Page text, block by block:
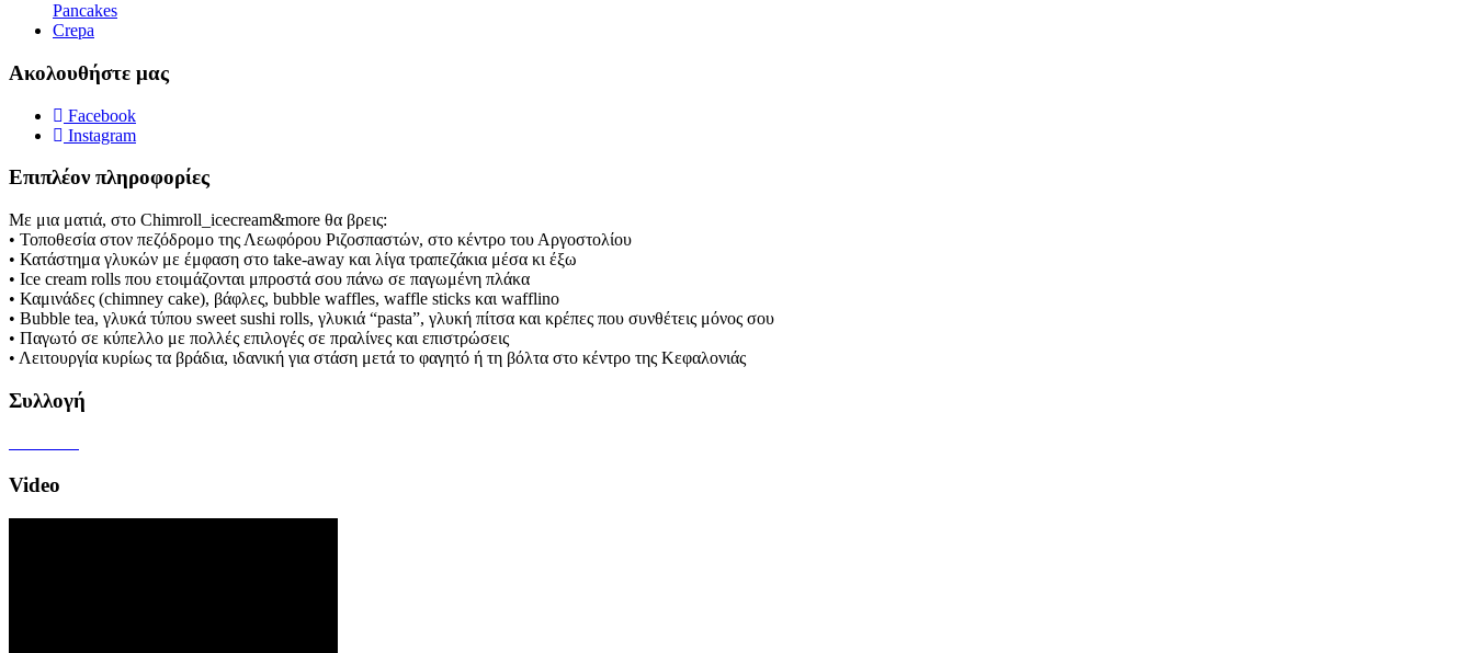
Pancakes
Crepa
Ακολουθήστε μας
Facebook
Instagram
Επιπλέον πληροφορίες
Με μια ματιά, στο Chimroll_icecream&more θα βρεις:
• Τοποθεσία στον πεζόδρομο της Λεωφόρου Ριζοσπαστών, στο κέντρο του Αργοστολίου
• Κατάστημα γλυκών με έμφαση στο take-away και λίγα τραπεζάκια μέσα κι έξω
• Ice cream rolls που ετοιμάζονται μπροστά σου πάνω σε παγωμένη πλάκα
• Καμινάδες (chimney cake), βάφλες, bubble waffles, waffle sticks και wafflino
• Bubble tea, γλυκά τύπου sweet sushi rolls, γλυκιά “pasta”, γλυκή πίτσα και κρέπες που συνθέτεις μόνος σου
• Παγωτό σε κύπελλο με πολλές επιλογές σε πραλίνες και επιστρώσεις
• Λειτουργία κυρίως τα βράδια, ιδανική για στάση μετά το φαγητό ή τη βόλτα στο κέντρο της Κεφαλονιάς
Συλλογή
Video